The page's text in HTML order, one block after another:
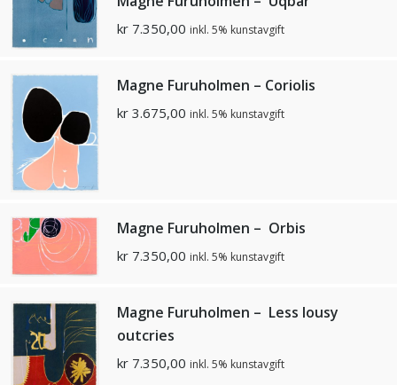
kr 7.350,00 inkl. 5% kunstavgift
Magne Furuholmen – Coriolis
kr 3.675,00 inkl. 5% kunstavgift
Magne Furuholmen – Orbis
kr 7.350,00 inkl. 5% kunstavgift
Magne Furuholmen – Less lousy
outcries
kr 7.350,00 inkl. 5% kunstavgift